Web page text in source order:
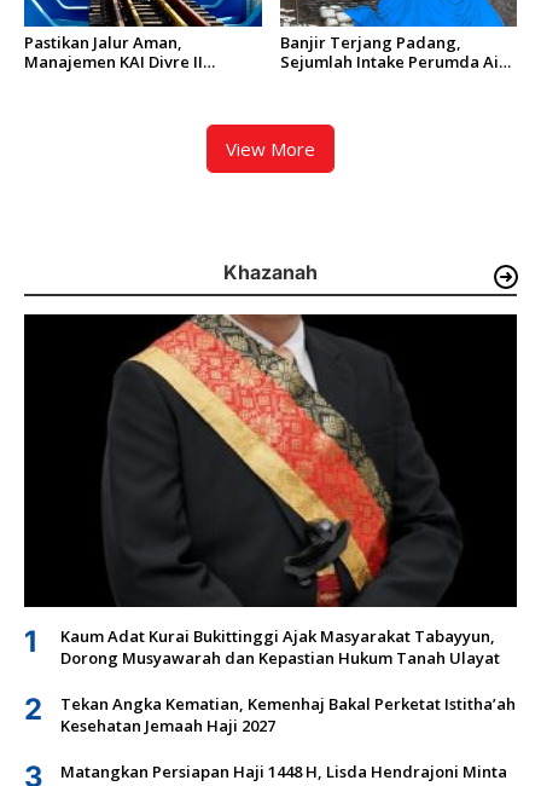
Pastikan Jalur Aman,
Manajemen KAI Divre II
Banjir Terjang Padang,
Sejumlah Intake Perumda Air
View More
Khazanah
1
Kaum Adat Kurai Bukittinggi Ajak Masyarakat Tabayyun,
Dorong Musyawarah dan Kepastian Hukum Tanah Ulayat
2
Tekan Angka Kematian, Kemenhaj Bakal Perketat Istitha’ah
Kesehatan Jemaah Haji 2027
3
Matangkan Persiapan Haji 1448 H, Lisda Hendrajoni Minta